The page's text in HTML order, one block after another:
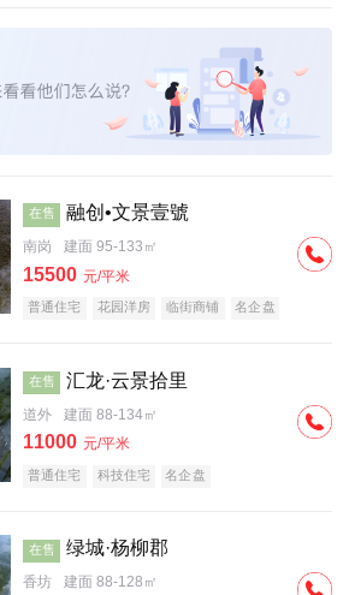
在售 融创•文景壹號
南岗 建面 95-133㎡
15500 元/平米
普通住宅 花园洋房 临街商铺 名企盘
在售 汇龙·云景拾里
道外 建面 88-134㎡
11000 元/平米
普通住宅 科技住宅 名企盘
在售 绿城·杨柳郡
香坊 建面 88-128㎡